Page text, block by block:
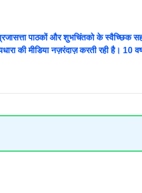
पाठकों और शुभचिंतको के स्वैच्छिक
की मीडिया नज़रंदाज़ करती रही है। 10